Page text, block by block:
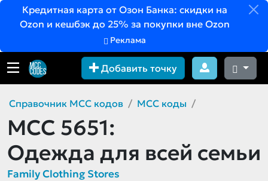
Кредитная карта от Озон Банка: скидки на
Ozon и кешбэк до 25% за покупки вне Ozon
Реклама
Добавить точку
Справочник MCC кодов MCC коды
MCC 5651:
Одежда для всей семьи
Family Clothing Stores